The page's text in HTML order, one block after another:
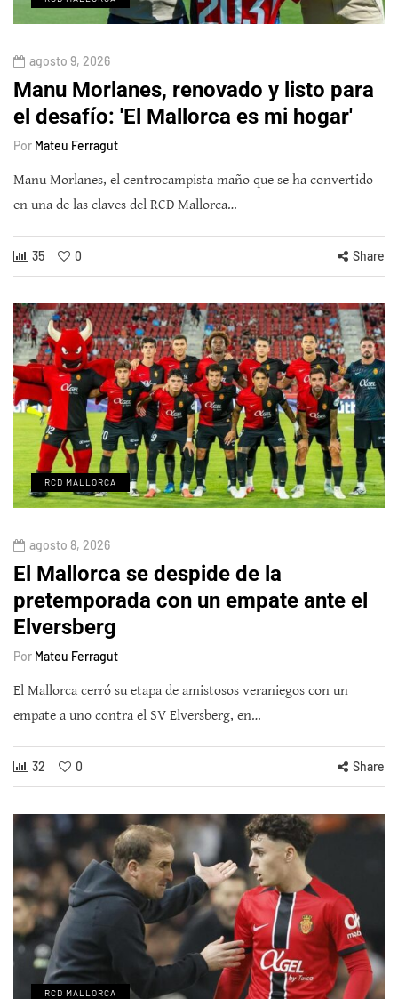
agosto 9, 2026
Manu Morlanes, renovado y listo para
el desafío: 'El Mallorca es mi hogar'
Por Mateu Ferragut
Manu Morlanes, el centrocampista maño que se ha convertido
en una de las claves del RCD Mallorca…
35 0 Share
RCD MALLORCA
agosto 8, 2026
El Mallorca se despide de la
pretemporada con un empate ante el
Elversberg
Por Mateu Ferragut
El Mallorca cerró su etapa de amistosos veraniegos con un
empate a uno contra el SV Elversberg, en…
32 0 Share
RCD MALLORCA